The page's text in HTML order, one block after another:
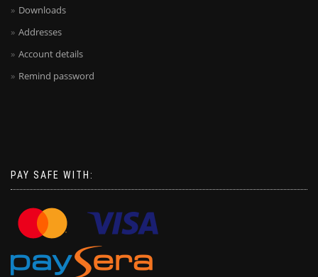
Downloads
Addresses
Account details
Remind password
PAY SAFE WITH: